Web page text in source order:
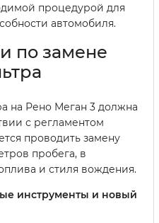
процедурой для
автомобиля.
по замене
на Рено Меган 3 должна
с регламентом
проводить замену
пробега, в
и стиля вождения.
инструменты и новый